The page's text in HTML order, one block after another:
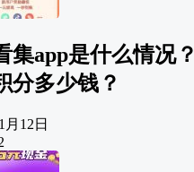
集app是什么情况？
分多少钱？
月12日